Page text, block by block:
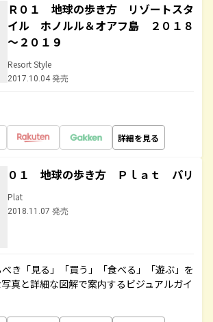
Ｒ０１ 地球の歩き方 リゾートスタ
イル ホノルル＆オアフ島 ２０１８
～２０１９
Resort Style
2017.10.04 発売
詳細を見る
０１ 地球の歩き方 Ｐｌａｔ パリ
Plat
2018.11.07 発売
き「見る」「買う」「食べる」「遊ぶ」を
真と詳細な図解で案内するビジュアルガイ